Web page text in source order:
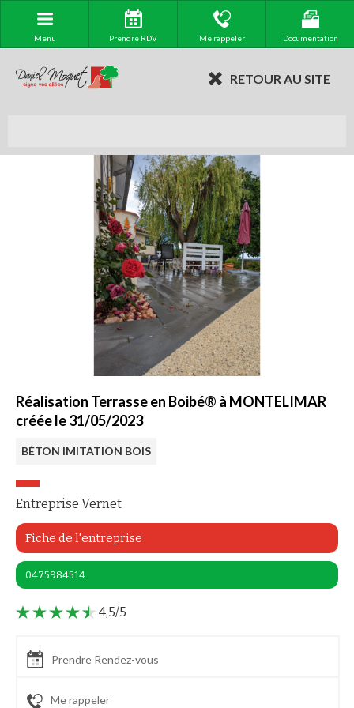
Menu Prendre RDV Me rappeler Documentation
RETOUR AU SITE
Réalisation Terrasse en Boibé® à MONTELIMAR
créée le 31/05/2023
BÉTON IMITATION BOIS
Entreprise Vernet
Fiche de l'entreprise
0475984514
4,5/5
Prendre Rendez-vous
Me rappeler